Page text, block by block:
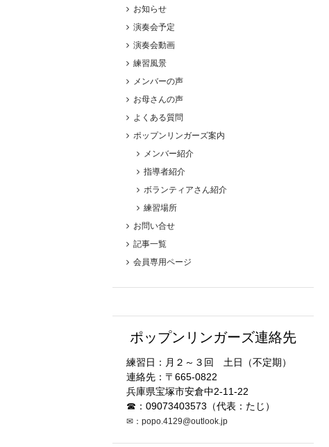
お知らせ
演奏会予定
演奏会動画
練習風景
メンバーの声
お母さんの声
よくある質問
ポップンリンガーズ案内
メンバー紹介
指導者紹介
ボランティアさん紹介
練習場所
お問い合せ
記事一覧
会員専用ページ
ポップンリンガーズ連絡先
練習日：月２～３回 土日（不定期）
連絡先：〒665-0822
兵庫県宝塚市安倉中2-11-22
☎：09073403573（代表：たじ）
✉：popo.4129@outlook.jp